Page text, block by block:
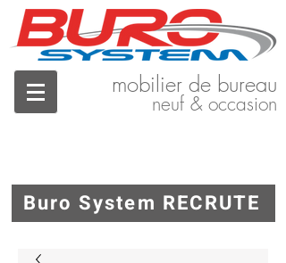
mobilier de bureau
neuf & occasion
Buro System RECRUTE